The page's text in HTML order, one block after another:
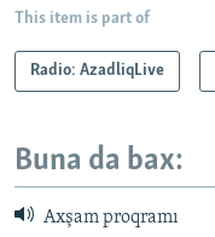
This item is part of
Radio: AzadliqLive
Buna da bax:
Axşam proqramı